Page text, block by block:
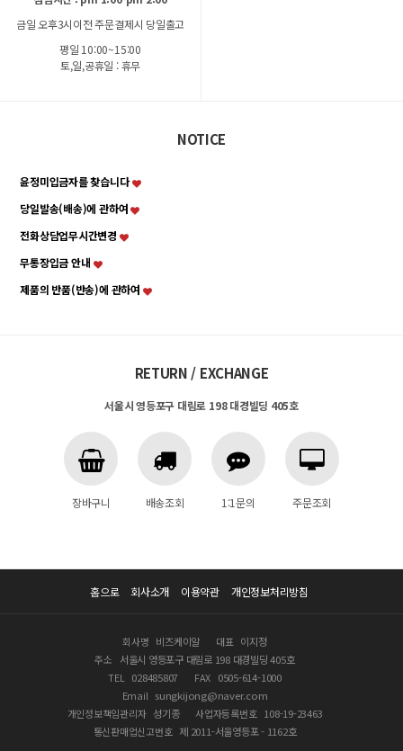
금일 오후3시이전 주문결제시 당일출고
평일 10:00~15:00
토,일,공휴일 : 휴무
NOTICE
윤정미입금자를 찾습니다
당일발송(배송)에 관하여
전화상담업무시간변경
무통장입금 안내
제품의 반품(반송)에 관하여
RETURN / EXCHANGE
서울시 영등포구 대림로 198 대경빌딩 405호
장바구니 배송조회 1:1문의 주문조회
홈으로 회사소개 이용약관 개인정보처리방침
회사명 비즈케이알 대표 이지정
주소
서울시 영등포구 대림로 198 대경빌딩 405호
TEL 028485807 FAX 0505-614-1000
Email sungkijong@naver.com
개인정보책임관리자 성기종 사업자등록번호 108-19-23463
통신판매업신고번호 제 2011-서울영등포 - 1162호